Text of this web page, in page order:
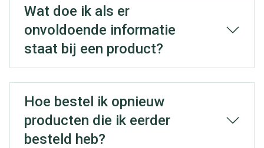
Wat doe ik als er
onvoldoende informatie
staat bij een product?
Hoe bestel ik opnieuw
producten die ik eerder
besteld heb?